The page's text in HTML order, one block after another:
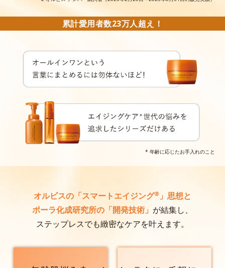
累計愛用者数23万人超え！
* 年齢に応じたお手入れのこと
オルビスの「スマートエイジング® 」思想と
ポーラ化成研究所の「開発技術」 が結集し、
ステップレスでも緻密なケアを叶えます。